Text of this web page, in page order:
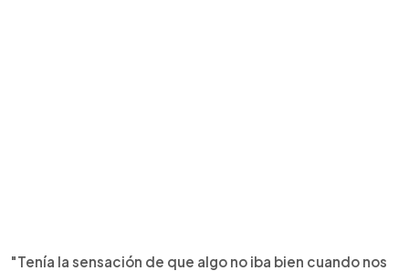
"Tenía la sensación de que algo no iba bien cuando nos